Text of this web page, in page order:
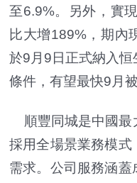
至6.9%。另外，實
比大增189%，期內
於9月9日正式納入
條件，有望最快9月
順豐同城是中國最
採用全場景業務模式
需求。公司服務涵蓋